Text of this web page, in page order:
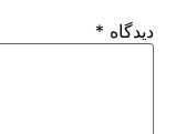
دیدگاه *